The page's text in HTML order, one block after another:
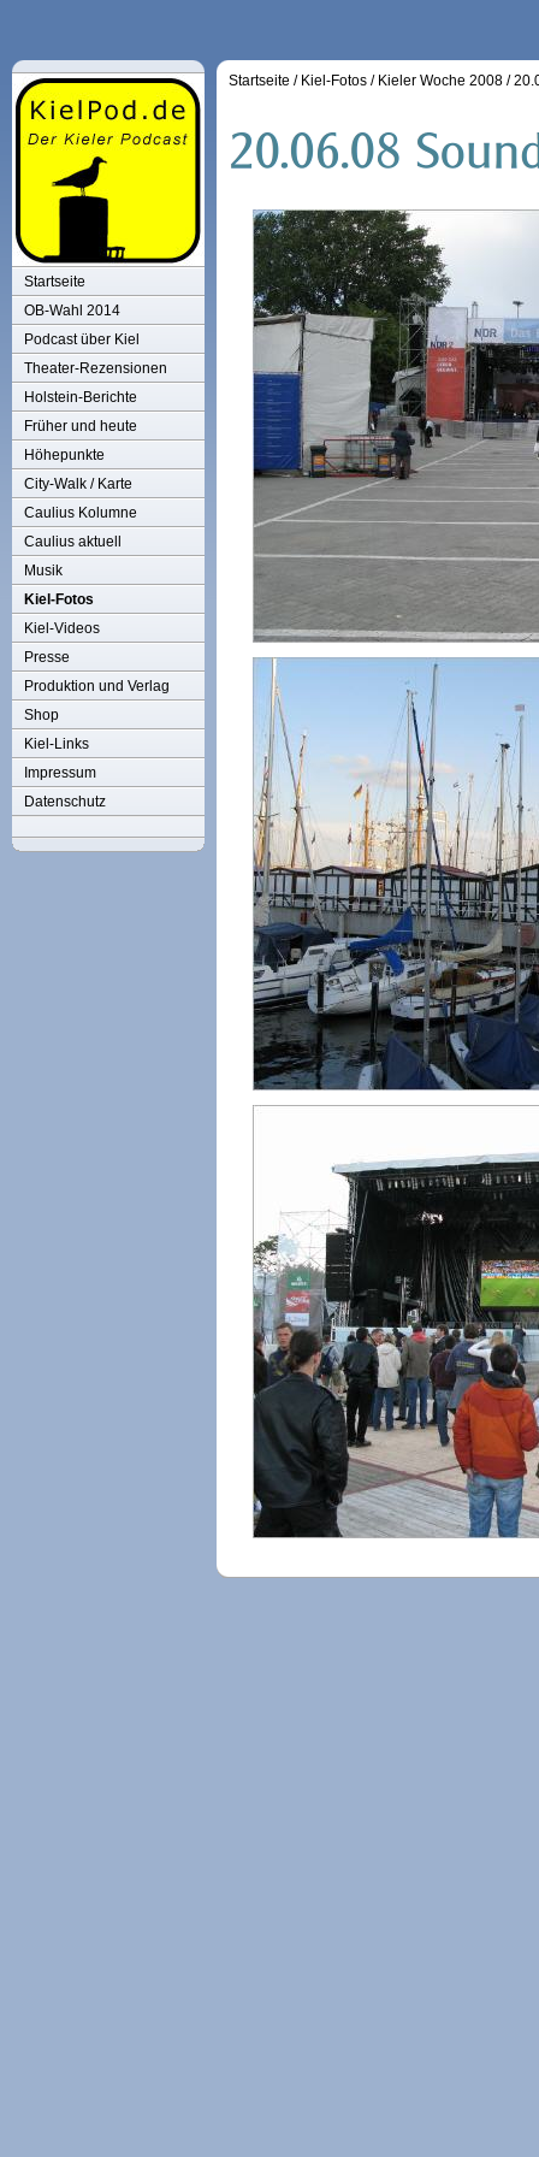
Startseite
OB-Wahl 2014
Podcast über Kiel
Theater-Rezensionen
Holstein-Berichte
Früher und heute
Höhepunkte
City-Walk / Karte
Caulius Kolumne
Caulius aktuell
Musik
Kiel-Fotos
Kiel-Videos
Presse
Produktion und Verlag
Shop
Kiel-Links
Impressum
Datenschutz
Startseite / Kiel-Fotos / Kieler Woche 2008 /